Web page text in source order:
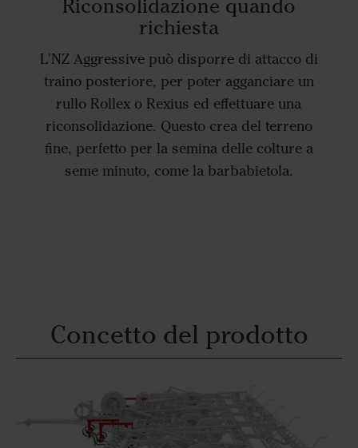
Riconsolidazione quando
richiesta
L'NZ Aggressive può disporre di attacco di
traino posteriore, per poter agganciare un
rullo Rollex o Rexius ed effettuare una
riconsolidazione. Questo crea del terreno
fine, perfetto per la semina delle colture a
seme minuto, come la barbabietola.
Concetto del prodotto